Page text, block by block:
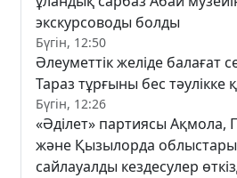
экскурсоводы болды
Бүгін, 12:50
Әлеуметтік желіде балағат
Тараз тұрғыны бес тәулікке
Бүгін, 12:26
«Әділет» партиясы Ақмола,
және Қызылорда
сайлауалды кездесулер